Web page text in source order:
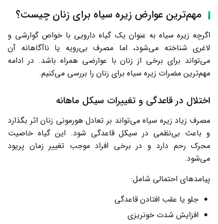
مهم‌ترین عوارض زیره سیاه برای زنان چیست؟
اگرچه زیره سیاه به عنوان یک گیاه دارویی با خواص گوارشی و
لاغری شناخته می‌شود، اما مصرف بی‌رویه یا ناآگاهانه آن
می‌تواند برای برخی از زنان با عوارضی همراه باشد. در ادامه
مهم‌ترین مضرات زیره سیاه برای زنان را بررسی می‌کنیم.
اختلال در قاعدگی و تغییرات سیکل ماهانه
مصرف زیاد زیره سیاه می‌تواند بر تعادل هورمونی زنان اثر بگذارد
و باعث بی‌نظمی در سیکل قاعدگی شود. این گیاه خاصیت
محرک رحم دارد و در برخی افراد موجب تغییر زمان پریود
می‌شود.
پیامدهای احتمالی شامل:
جلو یا عقب افتادن قاعدگی
افزایش شدت خونریزی